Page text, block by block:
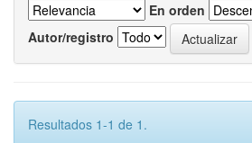
En orden
Autor/registro
Resultados 1-1 de 1.